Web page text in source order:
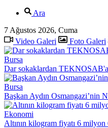
Ara
7 Ağustos 2026, Cuma
Video Galeri
Foto Galeri
Bursa
Dar sokaklardan TEKNOSAB'a
Bursa
Başkan Aydın Osmangazi’nin
Ekonomi
Altının kilogram fiyatı 6